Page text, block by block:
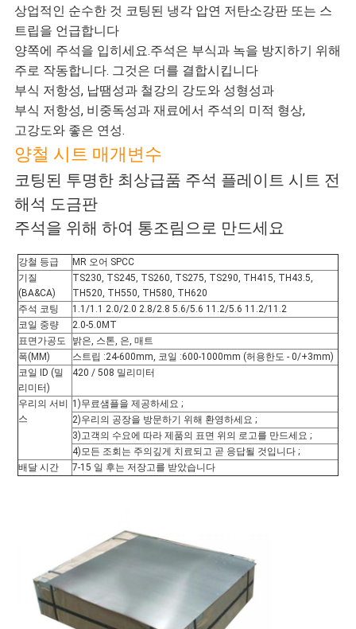
스
인
용
문
을
요
구
하
세
요
사
이
상업적인 순수한 것 코팅된 냉각 압연 저탄소강판 또는 스
트립을 언급합니다
양쪽에 주석을 입히세요.주석은 부식과 녹을 방지하기 위해
주로 작동합니다. 그것은 더를 결합시킵니다
부식 저항성, 납땜성과 철강의 강도와 성형성과
부식 저항성, 비중독성과 재료에서 주석의 미적 형상,
고강도와 좋은 연성.
양철 시트 매개변수
코팅된 투명한 최상급품 주석 플레이트 시트 전
해석 도금판
주석을 위해 하여 통조림으로 만드세요
강철 등급
MR 오어 SPCC
기질
(BA&CA)
TS230, TS245, TS260, TS275, TS290, TH415, TH43.5,
TH520, TH550, TH580, TH620
주석 코팅
1.1/1.1 2.0/2.0 2.8/2.8 5.6/5.6 11.2/5.6 11.2/11.2
코일 중량
2.0-5.0MT
표면가공도
밝은, 스톤, 은, 매트
폭(MM)
스트립 :24-600mm, 코일 :600-1000mm (허용한도 - 0/+3mm)
코일 ID (밀
리미터)
420 / 508 밀리미터
우리의 서비
스
1)무료샘플을 제공하세요 ;
2)우리의 공장을 방문하기 위해 환영하세요 ;
3)고객의 수요에 따라 제품의 표면 위의 로고를 만드세요 ;
4)모든 조회는 주의깊게 치료되고 곧 응답될 것입니다 ;
배달 시간
7-15 일 후는 저장고를 받았습니다